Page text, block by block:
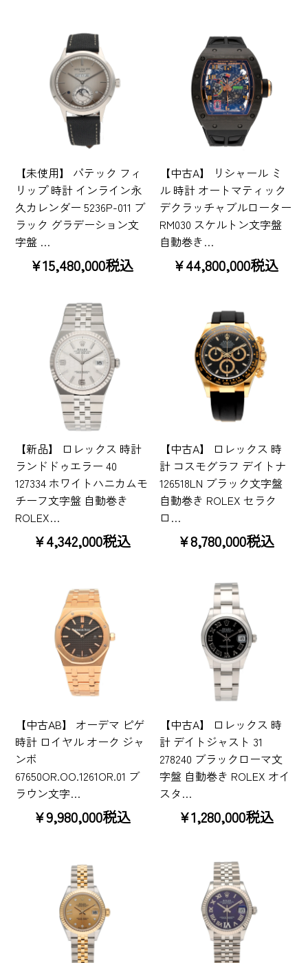
【未使用】 パテック フィ
リップ 時計 インライン永
久カレンダー 5236P-011 ブ
ラック グラデーション文
字盤 …
¥15,480,000税込
【中古A】 リシャール ミ
ル 時計 オートマティック
デクラッチャブルローター
RM030 スケルトン文字盤
自動巻き…
¥44,800,000税込
【新品】 ロレックス 時計
ランドドゥエラー 40
127334 ホワイトハニカムモ
チーフ文字盤 自動巻き
ROLEX…
¥4,342,000税込
【中古A】 ロレックス 時
計 コスモグラフ デイトナ
126518LN ブラック文字盤
自動巻き ROLEX セラク
ロ…
¥8,780,000税込
【中古AB】 オーデマ ピゲ
時計 ロイヤル オーク ジャ
ンボ
67650OR.OO.1261OR.01 ブ
ラウン文字…
¥9,980,000税込
【中古A】 ロレックス 時
計 デイトジャスト 31
278240 ブラックローマ文
字盤 自動巻き ROLEX オイ
スタ…
¥1,280,000税込